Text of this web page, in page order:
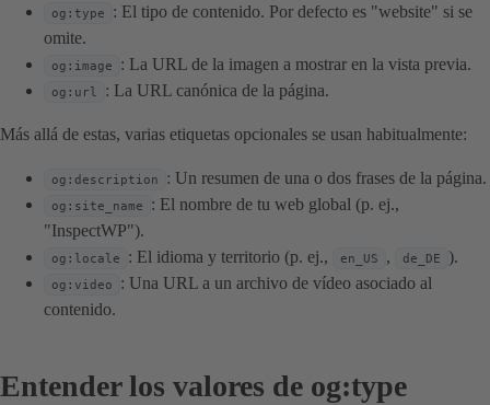
og:type
: El tipo de contenido. Por defecto es "website" si se
omite.
og:image : La URL de la imagen a mostrar en la vista previa.
og:url : La URL canónica de la página.
Más allá de estas, varias etiquetas opcionales se usan habitualmente:
og:description : Un resumen de una o dos frases de la página.
og:site_name
: El nombre de tu web global (p. ej.,
"InspectWP").
og:locale : El idioma y territorio (p. ej., en_US , de_DE ).
og:video
: Una URL a un archivo de vídeo asociado al
contenido.
Entender los valores de og:type